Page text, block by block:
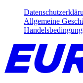
Allgemeine